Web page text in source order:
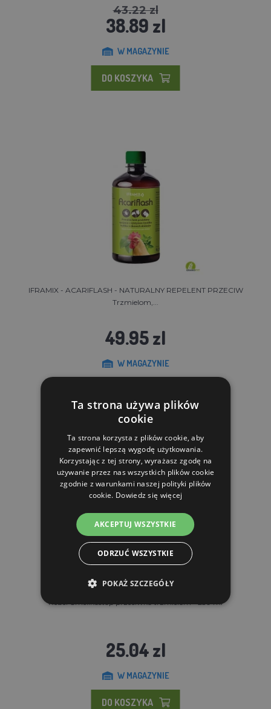
43.22 zl
38.89 zl
W MAGAZYNIE
DO KOSZYKA
IFRAMIX - ACARIFLASH - NATURALNY REPELENT PRZECIW
Trzmielom,...
49.95 zl
W MAGAZYNIE
Rebel Čmelíkostop przeciwko trzmielom - 250 ml
25.04 zl
W MAGAZYNIE
DO KOSZYKA
Ta strona używa plików
cookie
Ta strona korzysta z plików cookie, aby
zapewnić lepszą wygodę użytkowania.
Korzystając z tej strony, wyrażasz zgodę na
używanie przez nas wszystkich plików cookie
zgodnie z warunkami naszej polityki plików
cookie. Dowiedz się więcej
AKCEPTUJ WSZYSTKIE
ODRZUĆ WSZYSTKIE
POKAŻ SZCZEGÓŁY